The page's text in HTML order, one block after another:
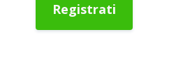
Registrati